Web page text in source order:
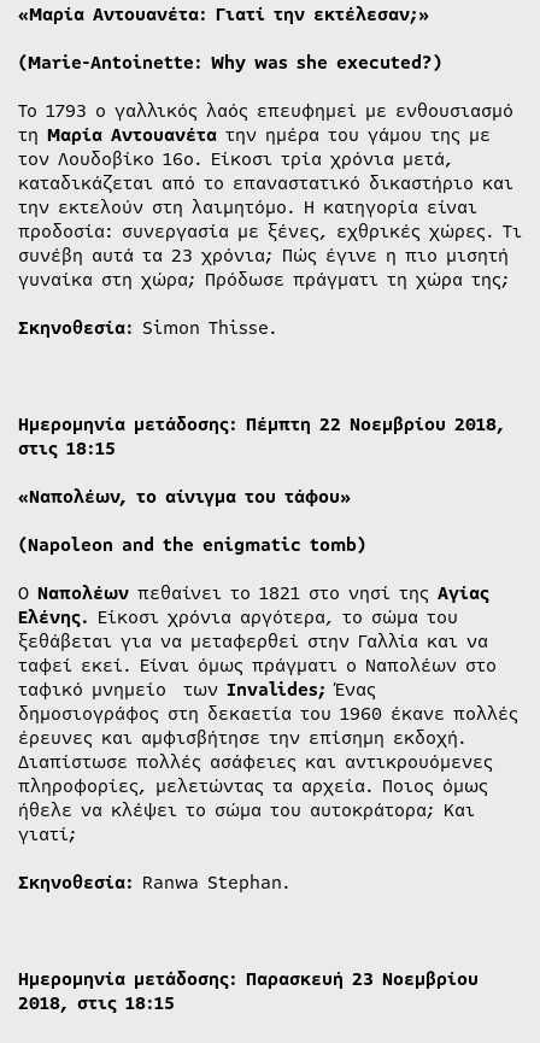
«Μαρία Αντουανέτα: Γιατί την εκτέλεσαν;»
(Marie-Antoinette: Why was she executed?)
Το 1793 ο γαλλικός λαός επευφημεί με ενθουσιασμό
τη Μαρία Αντουανέτα την ημέρα του γάμου της με
τον Λουδοβίκο 16ο. Είκοσι τρία χρόνια μετά,
καταδικάζεται από το επαναστατικό δικαστήριο και
την εκτελούν στη λαιμητόμο. Η κατηγορία είναι
προδοσία: συνεργασία με ξένες, εχθρικές χώρες. Τι
συνέβη αυτά τα 23 χρόνια; Πώς έγινε η πιο μισητή
γυναίκα στη χώρα; Πρόδωσε πράγματι τη χώρα της;
Σκηνοθεσία: Simon Thisse.
Ημερομηνία μετάδοσης: Πέμπτη 22 Νοεμβρίου 2018,
στις 18:15
«Ναπολέων, το αίνιγμα του τάφου»
(Napoleon and the enigmatic tomb)
O Nαπολέων πεθαίνει το 1821 στο νησί της Αγίας
Ελένης. Είκοσι χρόνια αργότερα, το σώμα του
ξεθάβεται για να μεταφερθεί στην Γαλλία και να
ταφεί εκεί. Είναι όμως πράγματι ο Ναπολέων στο
ταφικό μνημείο των Invalides; Ένας
δημοσιογράφος στη δεκαετία του 1960 έκανε πολλές
έρευνες και αμφισβήτησε την επίσημη εκδοχή.
Διαπίστωσε πολλές ασάφειες και αντικρουόμενες
πληροφορίες, μελετώντας τα αρχεία. Ποιος όμως
ήθελε να κλέψει το σώμα του αυτοκράτορα; Και
γιατί;
Σκηνοθεσία: Ranwa Stephan.
Ημερομηνία μετάδοσης: Παρασκευή 23 Νοεμβρίου
2018, στις 18:15